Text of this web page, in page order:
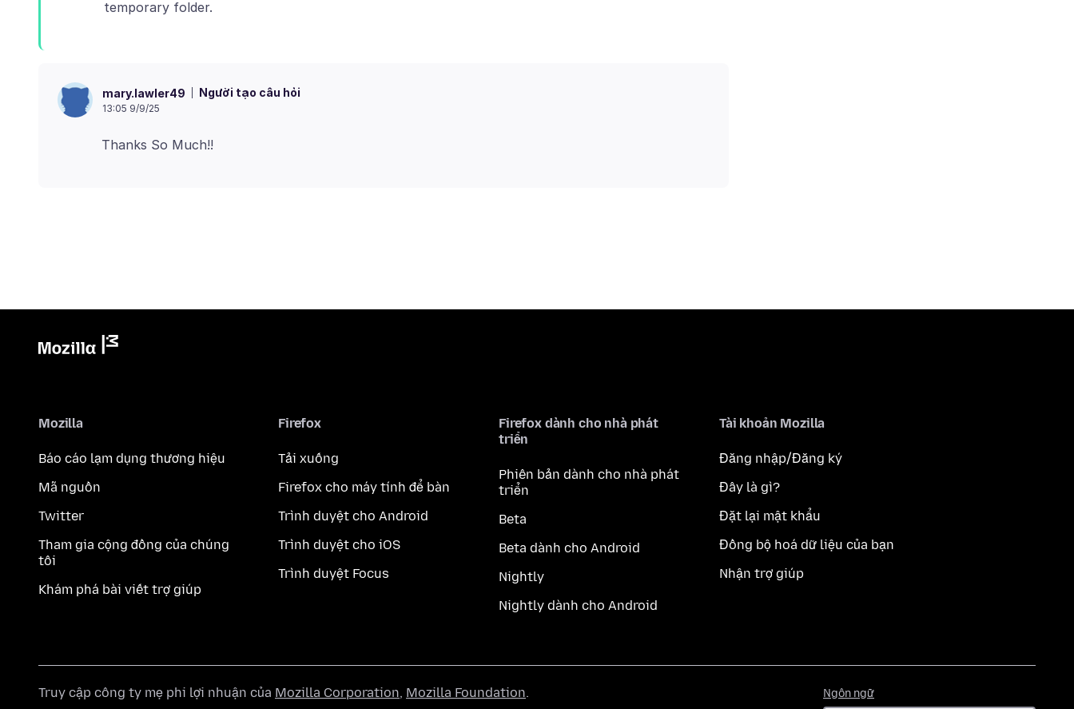
mary.lawler49 Người tạo câu hỏi
13:05 9/9/25
Mozilla
Báo cáo lạm dụng thương hiệu
Mã nguồn
Twitter
Tham gia cộng đồng của chúng
tôi
Khám phá bài viết trợ giúp
Firefox
Tải xuống
Firefox cho máy tính để bàn
Trình duyệt cho Android
Trình duyệt cho iOS
Trình duyệt Focus
Firefox dành cho nhà phát
triển
Phiên bản dành cho nhà phát
triển
Beta
Beta dành cho Android
Nightly
Nightly dành cho Android
Tài khoản Mozilla
Đăng nhập/Đăng ký
Đây là gì?
Đặt lại mật khẩu
Đồng bộ hoá dữ liệu của bạn
Nhận trợ giúp
Ngôn ngữ
ngữ
Truy cập công ty mẹ phi lợi nhuận của Mozilla Corporation, Mozilla Foundation.